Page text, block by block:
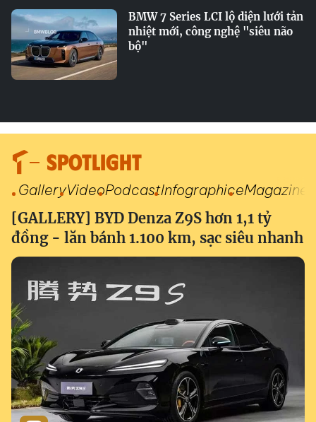
BMW 7 Series LCI lộ diện lưới tản
nhiệt mới, công nghệ "siêu não
bộ"
SPOTLIGHT
GalleryVideoPodcastInfographiceMagazine
[GALLERY] BYD Denza Z9S hơn 1,1 tỷ
đồng - lăn bánh 1.100 km, sạc siêu nhanh